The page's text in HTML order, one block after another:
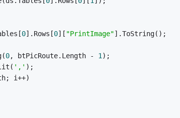
0].Rows[0][ "PrintImage"].ToString();
0, btPicRoute.Length - 1 );
',' );
i++)